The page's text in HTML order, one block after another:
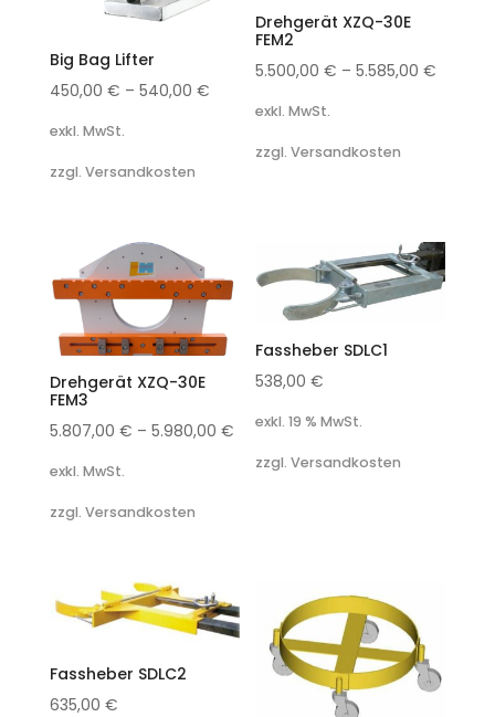
Big Bag Lifter
450,00 € – 540,00 €
exkl. MwSt.
zzgl. Versandkosten
Drehgerät XZQ-30E
FEM2
5.500,00€ –5.585,00€
exkl. MwSt.
zzgl. Versandkosten
Drehgerät XZQ-30E
FEM3
5.807,00 € – 5.980,00 €
exkl. MwSt.
zzgl. Versandkosten
Fassheber SDLC1
538,00€
exkl. 19 % MwSt.
zzgl. Versandkosten
Fassheber SDLC2
635,00 €